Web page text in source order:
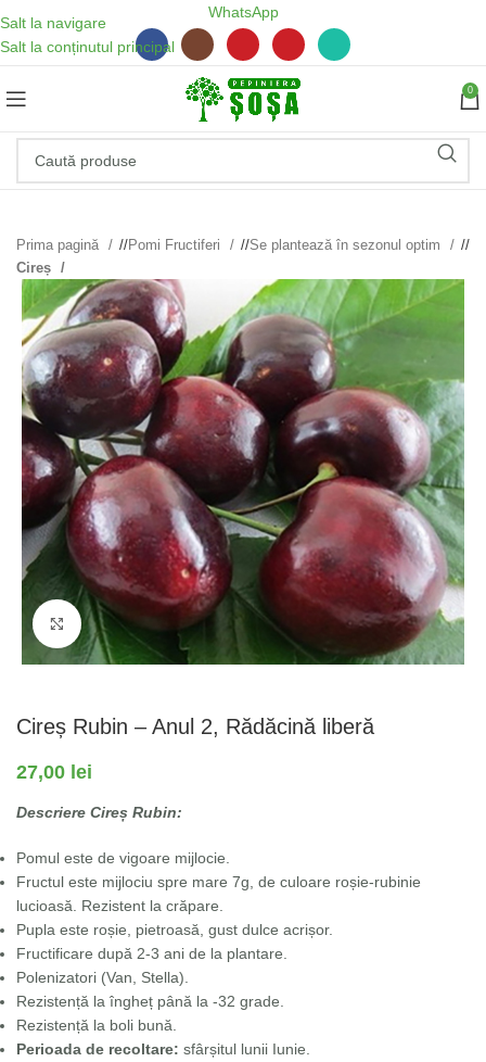
Salt la navigare
Salt la conținutul principal
WhatsApp
0
Prima pagină / Pomi Fructiferi / Se plantează în sezonul optim
/
Cireș
Fă clic pentru a mări
Cireș Rubin – Anul 2, Rădăcină liberă
27,00 lei
Descriere Cireș Rubin:
Pomul este de vigoare mijlocie.
Fructul este mijlociu spre mare 7g, de culoare roșie-rubinie
lucioasă. Rezistent la crăpare.
Pupla este roșie, pietroasă, gust dulce acrișor.
Fructificare după 2-3 ani de la plantare.
Polenizatori (Van, Stella).
Rezistență la îngheț până la -32 grade.
Rezistență la boli bună.
Perioada de recoltare: sfârșitul lunii Iunie.